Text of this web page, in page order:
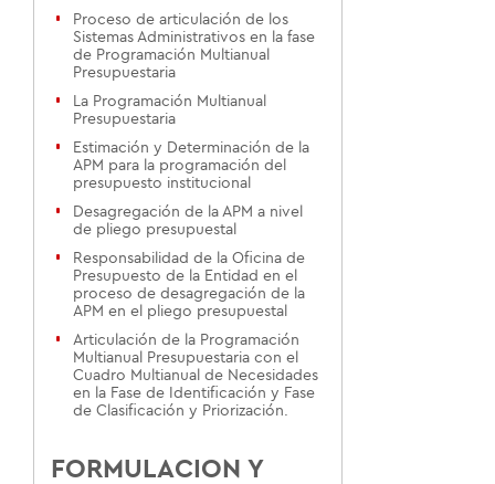
Proceso de articulación de los
Sistemas Administrativos en la fase
de Programación Multianual
Presupuestaria
La Programación Multianual
Presupuestaria
Estimación y Determinación de la
APM para la programación del
presupuesto institucional
Desagregación de la APM a nivel
de pliego presupuestal
Responsabilidad de la Oficina de
Presupuesto de la Entidad en el
proceso de desagregación de la
APM en el pliego presupuestal
Articulación de la Programación
Multianual Presupuestaria con el
Cuadro Multianual de Necesidades
en la Fase de Identificación y Fase
de Clasificación y Priorización.
FORMULACION Y